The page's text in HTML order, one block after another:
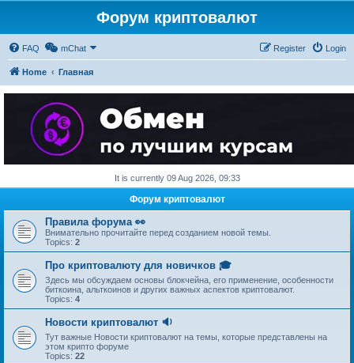
Форум криптовалют
FAQ mChat Login
Register
Home Главная
It is currently 09 Aug 2026, 09:33
Форум криптовалют
Правила форума 👀
Внимательно прочитайте перед созданием новой темы.
Topics: 2
Про криптовалюту для новичков 🎓
Здесь мы обсуждаем основы блокчейна, его применение, особенности
биткоина, альткоинов и других важных аспектов криптовалют.
Topics: 4
Новости криптовалют 🔉
Тут важные Новости криптовалют на темы, которые представлены на
этом крипто форуме
Topics: 22